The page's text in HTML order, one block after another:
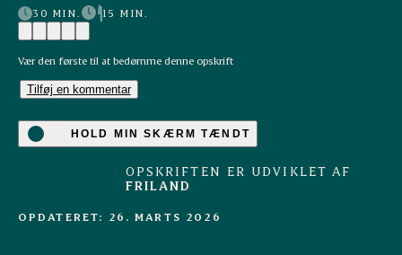
30 MIN. 15 MIN.
Vær den første til at bedømme denne opskrift
Tilføj en kommentar
HOLD MIN SKÆRM TÆNDT
OPSKRIFTEN ER UDVIKLET AF
FRILAND
OPDATERET: 26. MARTS 2026